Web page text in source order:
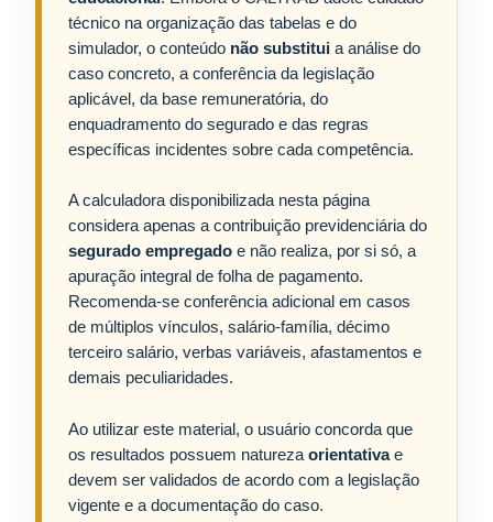
técnico na organização das tabelas e do
simulador, o conteúdo não substitui a análise do
caso concreto, a conferência da legislação
aplicável, da base remuneratória, do
enquadramento do segurado e das regras
específicas incidentes sobre cada competência.
A calculadora disponibilizada nesta página
considera apenas a contribuição previdenciária do
segurado empregado e não realiza, por si só, a
apuração integral de folha de pagamento.
Recomenda-se conferência adicional em casos
de múltiplos vínculos, salário-família, décimo
terceiro salário, verbas variáveis, afastamentos e
demais peculiaridades.
Ao utilizar este material, o usuário concorda que
os resultados possuem naturezaorientativae
devem ser validados de acordo com a legislação
vigente e a documentação do caso.